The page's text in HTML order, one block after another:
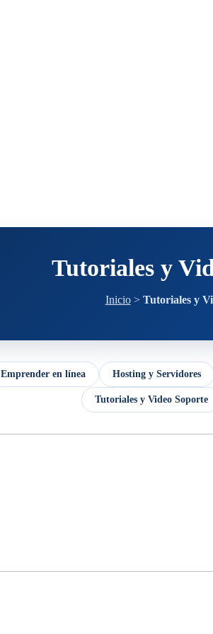
Tutoriales y
Inicio> Tutoriales y
Emprender en línea Hosting y Servidores
Tutoriales y Video Soporte